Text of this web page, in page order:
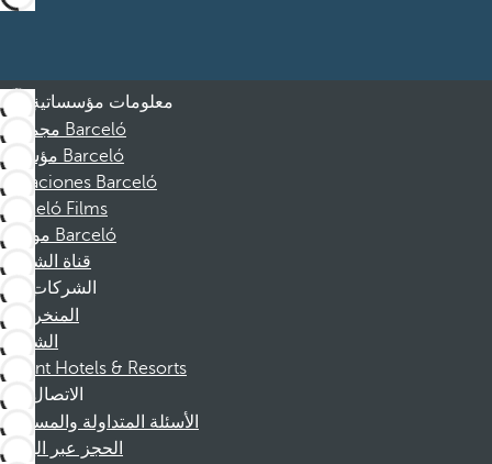
معلومات مؤسساتية
مجموعة Barceló
مؤسسة Barceló
Vacaciones Barceló
Barceló Films
موظفو Barceló
قناة الشكوى
الشركات
المنخرطين
الشركاء
Dorint Hotels & Resorts
الاتصال
الأسئلة المتداولة والمساعدة
الحجز عبر الهاتف